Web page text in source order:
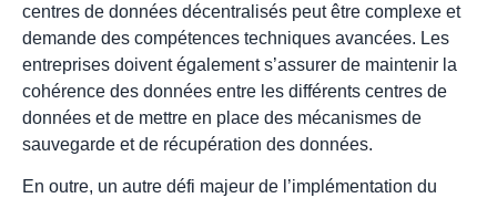
centres de données décentralisés peut être complexe et
demande des compétences techniques avancées. Les
entreprises doivent également s’assurer de maintenir la
cohérence des données entre les différents centres de
données et de mettre en place des mécanismes de
sauvegarde et de récupération des données.
En outre, un autre défi majeur de l’implémentation du